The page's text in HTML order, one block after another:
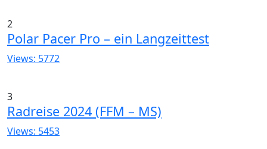
2
Polar Pacer Pro – ein Langzeittest
Views: 5772
3
Radreise 2024 (FFM – MS)
Views: 5453